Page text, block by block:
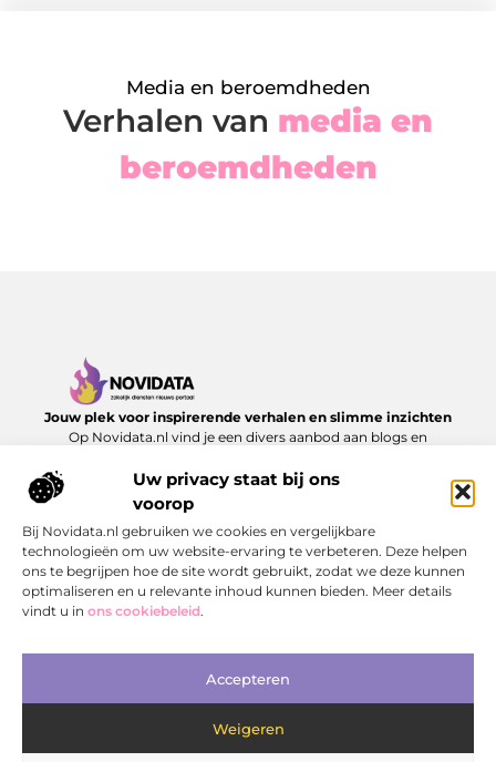
Uw privacy staat bij ons
voorop
Bij Novidata.nl gebruiken we cookies en vergelijkbare
technologieën om uw website-ervaring te verbeteren. Deze helpen
ons te begrijpen hoe de site wordt gebruikt, zodat we deze kunnen
optimaliseren en u relevante inhoud kunnen bieden. Meer details
vindt u in ons cookiebeleid.
Accepteren
Weigeren
Media en beroemdheden
Verhalen van media en
beroemdheden
Jouw plek voor inspirerende verhalen en slimme inzichten
Op Novidata.nl vind je een divers aanbod aan blogs en
adviezen tot verrassende perspectieven. Laat je inspireren en
ontdek content die echt waarde toevoegt.
Onze informatie
Bericht categorie